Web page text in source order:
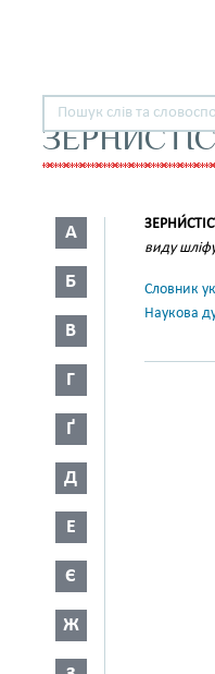
А
Б
В
Г
Ґ
Д
Е
Є
Ж
виду
Словник
Наукова